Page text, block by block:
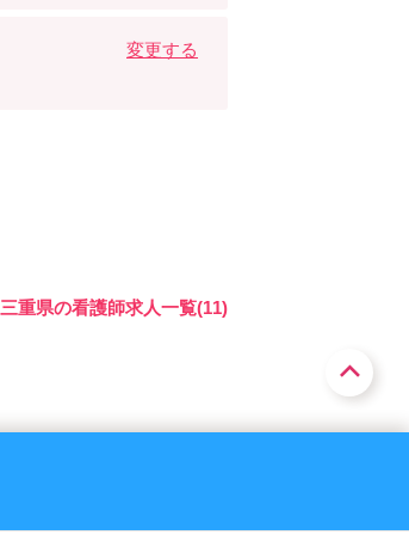
変更する
三重県の看護師求人一覧(11)